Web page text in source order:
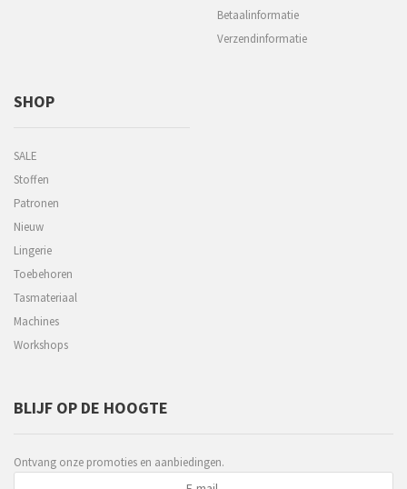
Betaalinformatie
Verzendinformatie
SHOP
SALE
Stoffen
Patronen
Nieuw
Lingerie
Toebehoren
Tasmateriaal
Machines
Workshops
BLIJF OP DE HOOGTE
Ontvang onze promoties en aanbiedingen.